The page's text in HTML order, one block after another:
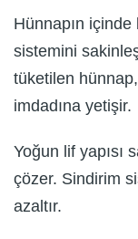
Hünnapın
sistemini
tüketilen
imdadına yetişir.
Yoğun lif yapısı
çözer. Sindirim
azaltır.